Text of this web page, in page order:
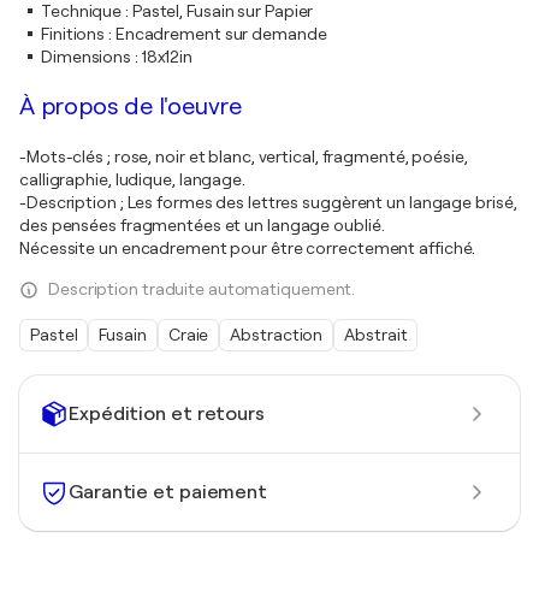
Expédition et retours
Garantie et paiement
Technique: Pastel, Fusain sur Papier
Finitions : Encadrement sur demande
Dimensions : 18x12in
À propos de l'oeuvre
-Mots-clés ; rose, noir et blanc, vertical, fragmenté, poésie,
calligraphie, ludique, langage.
-Description ; Les formes des lettres suggèrent un langage brisé,
des pensées fragmentées et un langage oublié.
Nécessite un encadrement pour être correctement affiché.
Description traduite automatiquement.
Pastel Fusain Craie Abstraction Abstrait